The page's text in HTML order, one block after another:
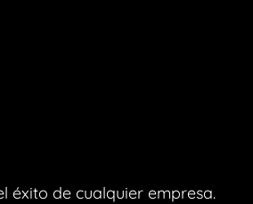
éxito de cualquier empresa.